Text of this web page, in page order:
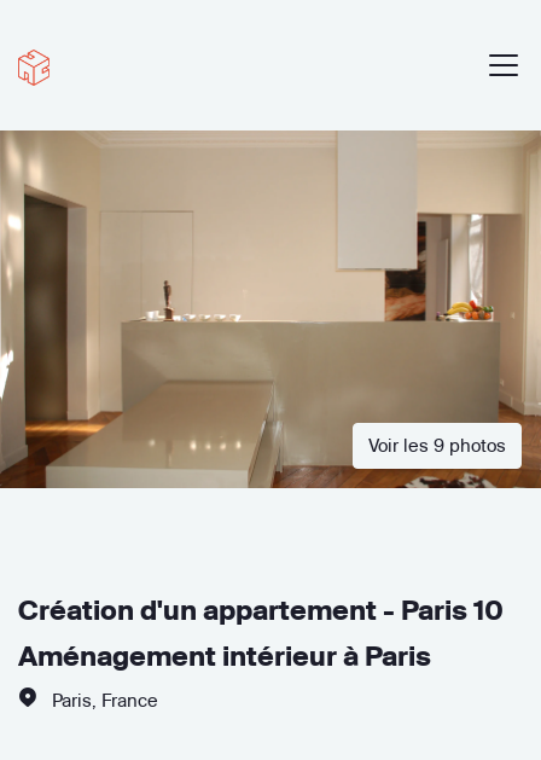
Voir les 9 photos
Création d'un appartement - Paris 10
Aménagement intérieur à Paris
Paris France